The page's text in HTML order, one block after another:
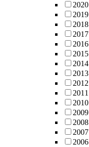
2020
2019
2018
2017
2016
2015
2014
2013
2012
2011
2010
2009
2008
2007
2006